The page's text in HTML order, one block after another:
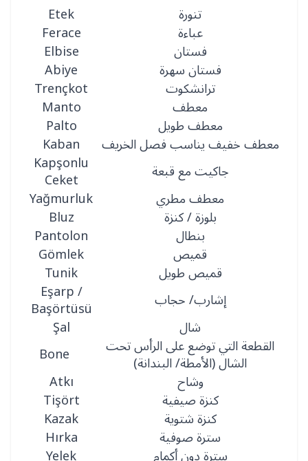
تنورة
Etek
عباءة Ferace
فستان Elbise
فستان سهرة Abiye
ترانشكوت Trençkot
معطف Manto
معطف طويل Palto
معطف خفيف يناسب فصل الخريف
Kaban
جاكيت مع قبعة
Kapşonlu
Ceket
معطف مطري Yağmurluk
بلوزة / كنزة Bluz
بنطال Pantolon
قميص Gömlek
قميص طويل
Tunik
إشارب/ حجاب
Eşarp /
Başörtüsü
شال Şal
القطعة التي توضع على الرأس تحت
الشال (الأمطة/ البندانة)
وشاح
Atkı
كنزة صيفية Tişört
كنزة شتوية Kazak
سترة صوفية Hırka